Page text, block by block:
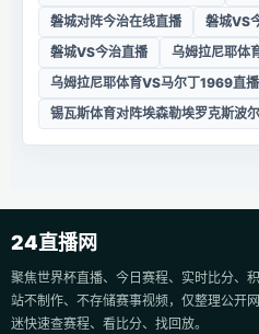
磐城对阵今治在线直播
磐城VS
磐城VS今治直播
乌姆拉尼耶体
乌姆拉尼耶体育VS马尔丁1969直
锡瓦斯体育对阵埃森勒埃罗克斯波
24直播网
聚焦世界杯直播、今日赛程、实时比分、
站不制作、不存储赛事视频，仅整理公开
迷快速查赛程、看比分、找回放。